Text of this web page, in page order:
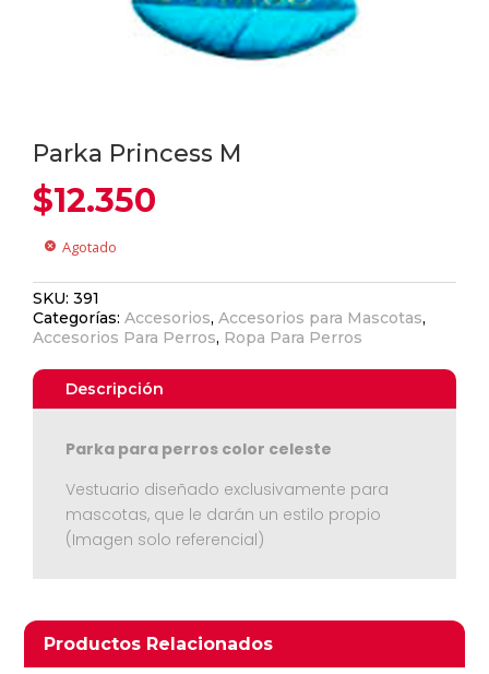
Seguir Comprando
Parka Princess M
$12.350
cancel Agotado
SKU:391
Categorías:Accesorios,Accesorios para Mascotas,
Accesorios Para Perros, Ropa Para Perros
Descripción
Parka para perros color celeste
Vestuario diseñado exclusivamente para
mascotas, que le darán un estilo propio
(Imagen solo referencial)
Productos Relacionados
Productos relacionados